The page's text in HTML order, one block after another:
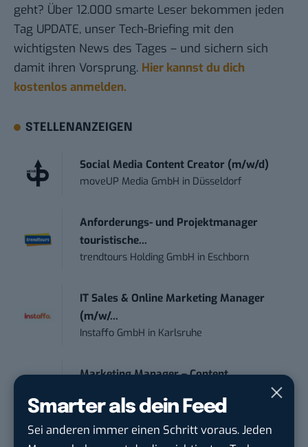
Smarter als dein Feed
Sei anderen immer einen Schritt voraus. Jeden
geht? Über 12.000 smarte Leser bekommen jeden
Tag UPDATE, unser Tech-Briefing mit den
wichtigsten News des Tages – und sichern sich
damit ihren Vorsprung. Hier kannst du dich
kostenlos anmelden.
STELLENANZEIGEN
Social Media Content Creator (m/w/d)
moveUP Media GmbH in Düsseldorf
Anforderungs- und Projektmanager
touristische...
trendtours Holding GmbH in Eschborn
IT Sales & Online Marketing Manager
(m/w/...
Instaffo GmbH in Karlsruhe
Marketing Manager – Content
Acura Fachklinik GmbH inAlbstadt